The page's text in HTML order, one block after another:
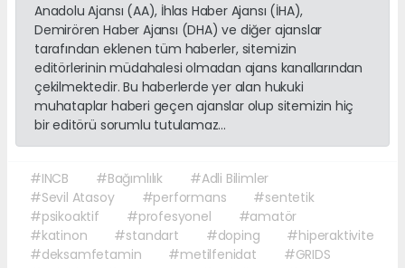
Anadolu Ajansı (AA), İhlas Haber Ajansı (İHA),
Demirören Haber Ajansı (DHA) ve diğer ajanslar
tarafından eklenen tüm haberler, sitemizin
editörlerinin müdahalesi olmadan ajans kanallarından
çekilmektedir. Bu haberlerde yer alan hukuki
muhataplar haberi geçen ajanslar olup sitemizin hiç
bir editörü sorumlu tutulamaz...
#INCB #Bağımlılık
#Adli Bilimler
#Sevil Atasoy
#performans
#sentetik
#psikoaktif
#profesyonel
#amatör
#katinon
#standart #doping
#hiperaktivite
#deksamfetamin
#metilfenidat
#GRIDS